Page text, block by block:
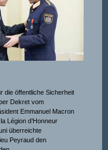
die öffentliche Sicherheit
Dekret vom
Emmanuel Macron
Légion d’Honneur
überreichte
Peyraud den